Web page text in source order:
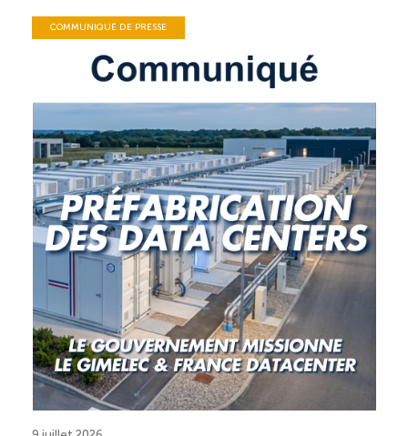
COMMUNIQUÉ DE PRESSE